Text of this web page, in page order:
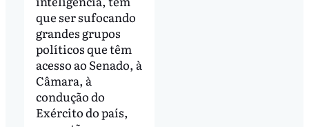
que ser sufocando
grandes grupos
políticos que têm
acesso ao Senado, à
Câmara, à
condução do
Exército do país,